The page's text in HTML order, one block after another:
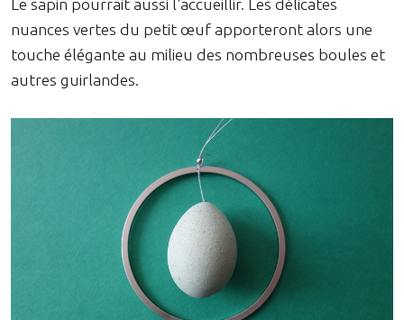
Le sapin pourrait aussi l'accueillir. Les délicates
nuances vertes du petit œuf apporteront alors une
touche élégante au milieu des nombreuses boules et
autres guirlandes.